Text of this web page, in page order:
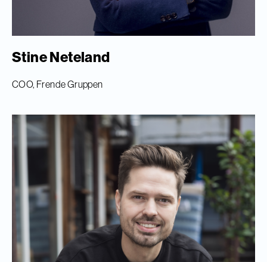
Stine Neteland
COO, Frende Gruppen